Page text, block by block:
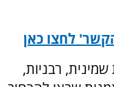
לחצו כאן
שמינית, רבניות,